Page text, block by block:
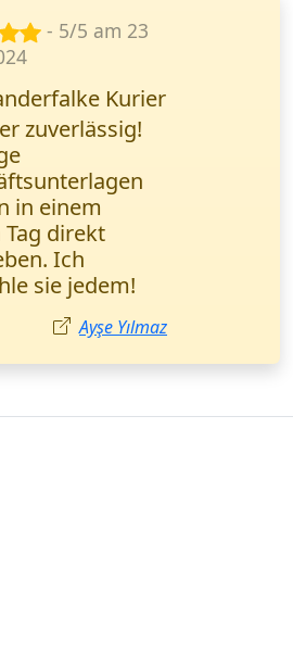
- 5/5 am 11
musste
Verträge
Kurier hat
mit
geliefert.
Profis!
Mehmet Demir